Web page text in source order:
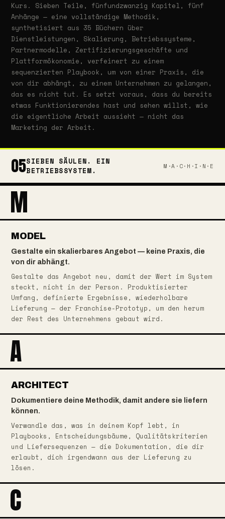
Kurs. Sieben Teile, fünfundzwanzig Kapitel, fünf
Anhänge — eine vollständige Methodik,
synthetisiert aus 35 Büchern über
Dienstleistungen, Skalierung, Betriebssysteme,
Partnermodelle, Zertifizierungsgeschäfte und
Plattformökonomie, verfeinert zu einem
sequenzierten Playbook, um von einer Praxis, die
von dir abhängt, zu einem Unternehmen zu gelangen,
das es nicht tut. Es setzt voraus, dass du bereits
etwas Funktionierendes hast und sehen willst, wie
die eigentliche Arbeit aussieht — nicht das
Marketing der Arbeit.
05SIEBEN SÄULEN. EIN
BETRIEBSSYSTEM.
M·A·C·H·I·N·E
M
MODEL
Gestalte ein skalierbares Angebot — keine Praxis, die
von dir abhängt.
Gestalte das Angebot neu, damit der Wert im System
steckt, nicht in der Person. Produktisierter
Umfang, definierte Ergebnisse, wiederholbare
Lieferung — der Franchise-Prototyp, um den herum
der Rest des Unternehmens gebaut wird.
A
ARCHITECT
Dokumentiere deine Methodik, damit andere sie liefern
können.
Verwandle das, was in deinem Kopf lebt, in
Playbooks, Entscheidungsbäume, Qualitätskriterien
und Liefersequenzen — die Dokumentation, die dir
erlaubt, dich irgendwann aus der Lieferung zu
lösen.
C